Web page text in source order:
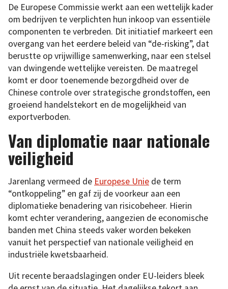
De Europese Commissie werkt aan een wettelijk kader
om bedrijven te verplichten hun inkoop van essentiële
componenten te verbreden. Dit initiatief markeert een
overgang van het eerdere beleid van “de-risking”, dat
berustte op vrijwillige samenwerking, naar een stelsel
van dwingende wettelijke vereisten. De maatregel
komt er door toenemende bezorgdheid over de
Chinese controle over strategische grondstoffen, een
groeiend handelstekort en de mogelijkheid van
exportverboden.
Van diplomatie naar nationale
veiligheid
Jarenlang vermeed de Europese Unie de term
“ontkoppeling” en gaf zij de voorkeur aan een
diplomatieke benadering van risicobeheer. Hierin
komt echter verandering, aangezien de economische
banden met China steeds vaker worden bekeken
vanuit het perspectief van nationale veiligheid en
industriële kwetsbaarheid.
Uit recente beraadslagingen onder EU-leiders bleek